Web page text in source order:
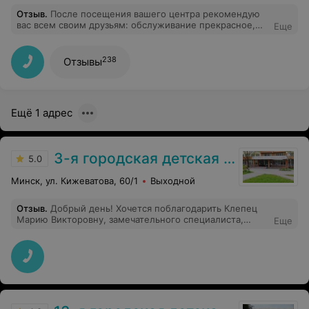
Отзыв. После посещения вашего центра рекомендую
вас всем своим друзьям: обслуживание прекрасное,
специалисты!
Еще
Отзывы238
Ещё 1 адрес
5.0 3-я городская детская клиническая больница
Минск, ул. Кижеватова, 60/1 Выходной
Отзыв. Добрый день! Хочется поблагодарить Клепец
Марию Викторовну, замечательного специалиста,
довольна всем: диагностикой, лечением, вниманием к
моим детям !Вежливая, внимательная, энергичная,
уверенная, отвечает на вопросы ясно и четко,
объясняет все, крайне вдумчивая, обязательная,
обеспокоенная своими маленькими пациентами! Это
Еще